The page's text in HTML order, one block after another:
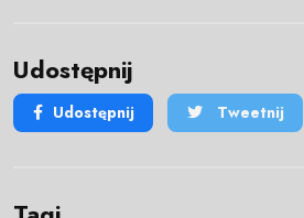
Udostępnij
Udostępnij Tweetnij